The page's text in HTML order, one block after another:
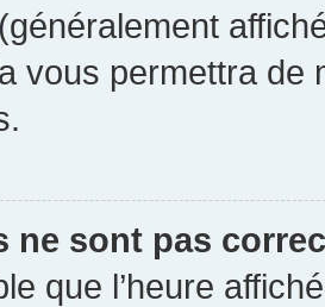
vous permettra de
ne sont pas
que l’heure